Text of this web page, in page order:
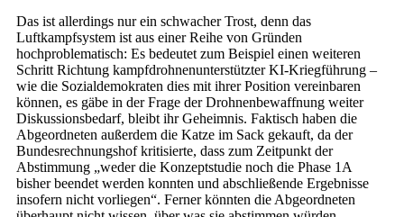
Das ist allerdings nur ein schwacher Trost, denn das
Luftkampfsystem ist aus einer Reihe von Gründen
hochproblematisch: Es bedeutet zum Beispiel einen weiteren
Schritt Richtung kampfdrohnenunterstützter KI-Kriegführung –
wie die Sozialdemokraten dies mit ihrer Position vereinbaren
können, es gäbe in der Frage der Drohnenbewaffnung weiter
Diskussionsbedarf, bleibt ihr Geheimnis. Faktisch haben die
Abgeordneten außerdem die Katze im Sack gekauft, da der
Bundesrechnungshof kritisierte, dass zum Zeitpunkt der
Abstimmung „weder die Konzeptstudie noch die Phase 1A
bisher beendet werden konnten und abschließende Ergebnisse
insofern nicht vorliegen“. Ferner könnten die Abgeordneten